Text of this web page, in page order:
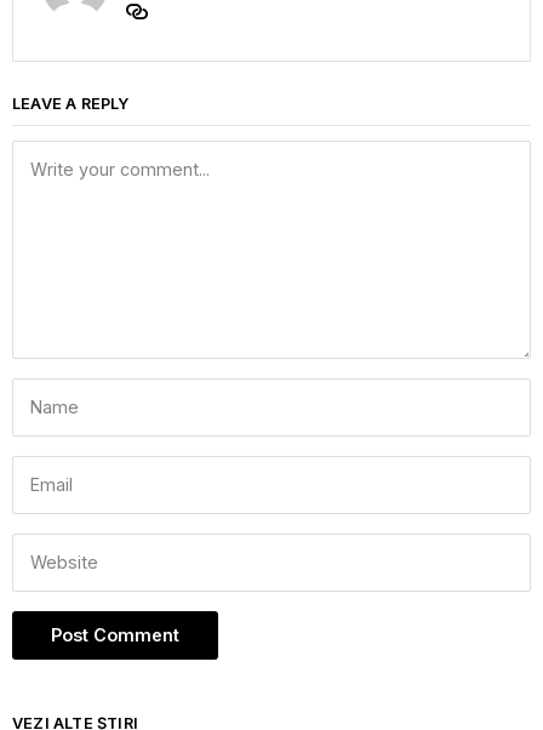
LEAVE A REPLY
VEZI ALTE ȘTIRI